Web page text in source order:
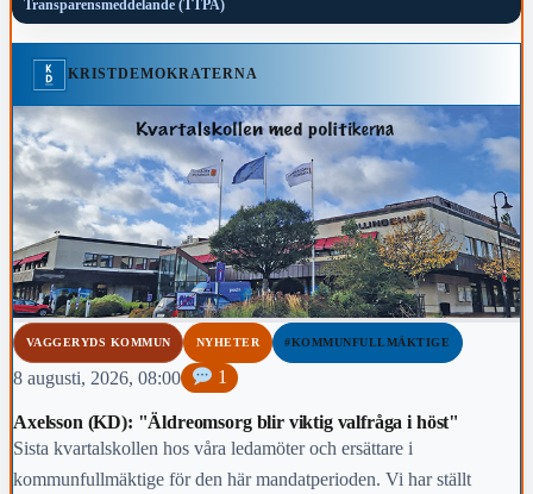
Transparensmeddelande (TTPA)
KRISTDEMOKRATERNA
VAGGERYDS KOMMUN NYHETER #KOMMUNFULLMÄKTIGE
8 augusti, 2026, 08:00 1
Axelsson (KD): "Äldreomsorg blir viktig valfråga i höst"
Sista kvartalskollen hos våra ledamöter och ersättare i
kommunfullmäktige för den här mandatperioden. Vi har ställt